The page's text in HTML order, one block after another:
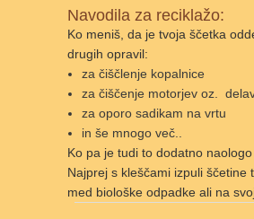
Navodila za reciklažo:
Ko meniš, da je tvoja ščetka
drugih opravil:
za čiščlenje kopalnice
za čiščenje motorjev oz.
za oporo sadikam na vrtu
in še mnogo več..
Ko pa je tudi to dodatno
Najprej s kleščami izpuli
med biološke odpadke ali na